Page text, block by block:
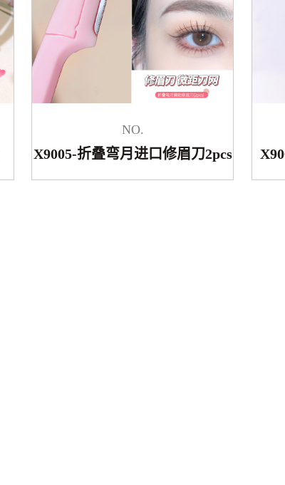
NO.
X9005-折叠弯月进口修眉刀2pcs